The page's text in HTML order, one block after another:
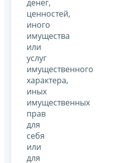
денег,
ценностей,
иного
имущества
или
услуг
имущественного
характера,
иных
имущественных
прав
для
себя
или
для